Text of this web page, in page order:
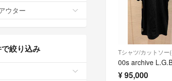
¥95,000
ウター
絞り込み